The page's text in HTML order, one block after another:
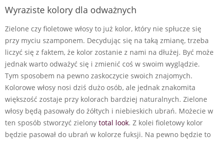
Wyraziste kolory dla odważnych
Zielone czy fioletowe włosy to już kolor, który nie spłucze się
przy myciu szamponem. Decydując się na taką zmianę, trzeba
liczyć się z faktem, że kolor zostanie z nami na dłużej. Być może
jednak warto odważyć się i zmienić coś w swoim wyglądzie.
Tym sposobem na pewno zaskoczycie swoich znajomych.
Kolorowe włosy nosi dziś dużo osób, ale jednak znakomita
większość zostaje przy kolorach bardziej naturalnych. Zielone
włosy będą pasowały do żółtych i niebieskich ubrań. Możecie w
ten sposób stworzyć zielony total look. Z kolei fioletowy kolor
będzie pasował do ubrań w kolorze fuksji. Na pewno będzie to